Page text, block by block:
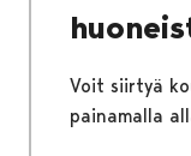
Voit siirtyä
painamalla